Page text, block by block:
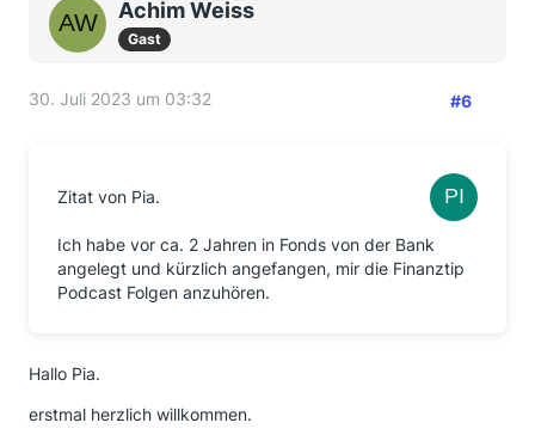
Achim Weiss
Gast
30. Juli 2023 um 03:32 #6
Zitat von Pia.
Ich habe vor ca. 2 Jahren in Fonds von der Bank
angelegt und kürzlich angefangen, mir die Finanztip
Podcast Folgen anzuhören.
Hallo Pia.
erstmal herzlich willkommen.